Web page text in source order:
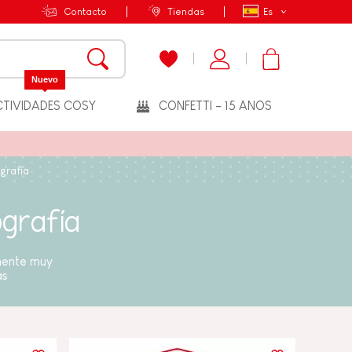
Es
Contacto Tiendas
COSY
Nuevo
CONFETTI - 15 ANOS
muy